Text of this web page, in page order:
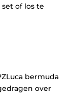
of los te
bermuda
over